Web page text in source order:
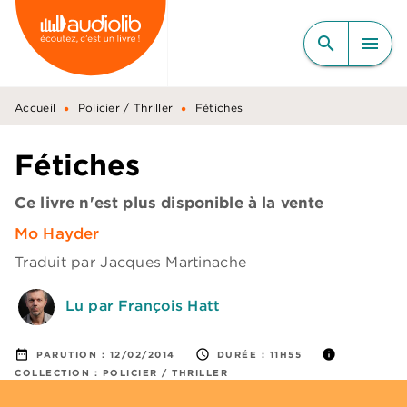
MENU RECHERCHE
CONTENU
PIED DE PAGE
search menu
Accueil • Policier / Thriller • Fétiches
Fétiches
Ce livre n'est plus disponible à la vente
Mo Hayder
Traduit parJacques Martinache
Lu par François Hatt
date_range PARUTION : 12/02/2014 access_time DURÉE : 11H55 info
COLLECTION : POLICIER / THRILLER